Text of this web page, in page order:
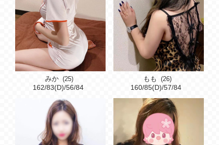
みか (25)
162/83(D)/56/84
もも (26)
160/85(D)/57/84